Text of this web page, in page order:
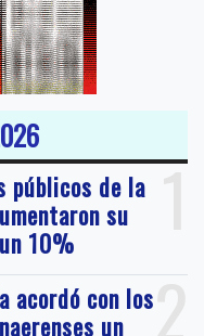
1
públicos de la
su
10%
2
acordó con los
un